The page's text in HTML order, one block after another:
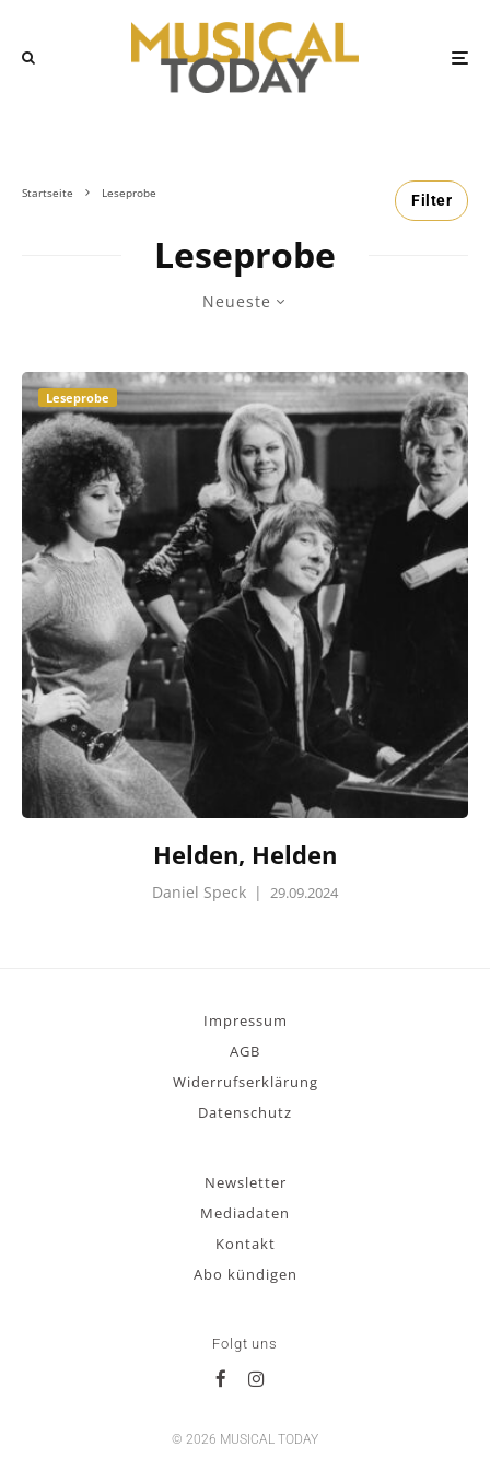
Startseite Leseprobe Filter
Leseprobe
Neueste
Leseprobe
Helden, Helden
Daniel Speck | 29.09.2024
Impressum
AGB
Widerrufserklärung
Datenschutz
Newsletter
Mediadaten
Kontakt
Abo kündigen
Folgt uns
© 2026 MUSICAL TODAY